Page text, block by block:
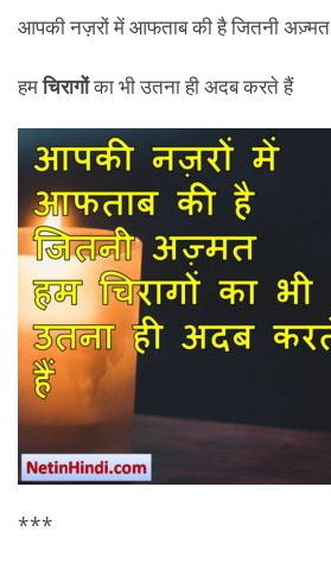
आपकी नज़रों में आफताब की है जितनी अज़्मत
हमचिरागोंका भी उतना ही अदब करते हैं
***